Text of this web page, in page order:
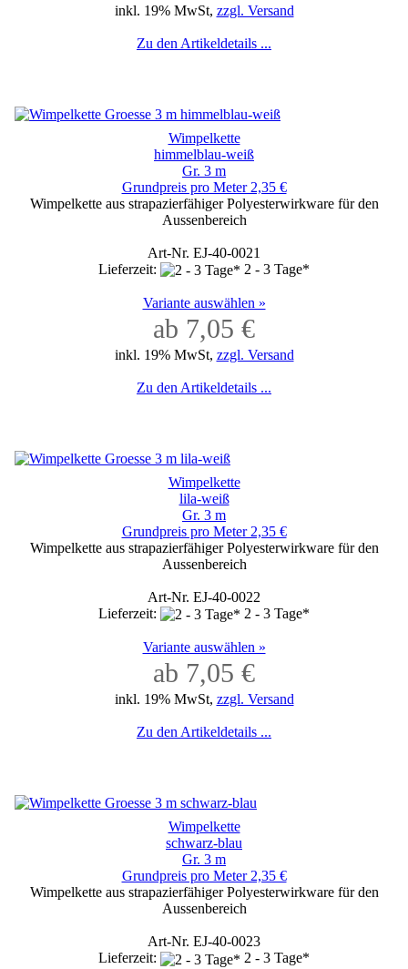
inkl. 19% MwSt, zzgl. Versand
Zu den Artikeldetails ...
Wimpelkette
himmelblau-weiß
Gr. 3 m
Grundpreis pro Meter 2,35 €
Wimpelkette aus strapazierfähiger Polyesterwirkware für den
Aussenbereich
Art-Nr. EJ-40-0021
Lieferzeit:
2 - 3 Tage*
Variante auswählen »
ab 7,05 €
inkl. 19% MwSt, zzgl. Versand
Zu den Artikeldetails ...
Wimpelkette
lila-weiß
Gr. 3 m
Grundpreis pro Meter 2,35 €
Wimpelkette aus strapazierfähiger Polyesterwirkware für den
Aussenbereich
Art-Nr. EJ-40-0022
Lieferzeit:
2 - 3 Tage*
Variante auswählen »
ab 7,05 €
inkl. 19% MwSt, zzgl. Versand
Zu den Artikeldetails ...
Wimpelkette
schwarz-blau
Gr. 3 m
Grundpreis pro Meter 2,35 €
Wimpelkette aus strapazierfähiger Polyesterwirkware für den
Aussenbereich
Art-Nr. EJ-40-0023
Lieferzeit:
2 - 3 Tage*